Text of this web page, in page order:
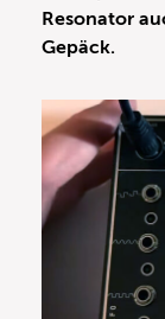
Resonator
Gepäck.